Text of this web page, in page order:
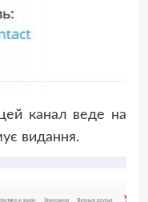
канал веде на
видання.